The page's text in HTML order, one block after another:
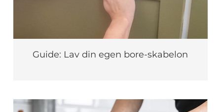
Guide: Lav din egen bore-skabelon